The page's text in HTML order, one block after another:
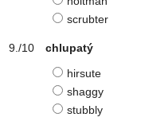
scrubter
chlupatý
hirsute
shaggy
stubbly